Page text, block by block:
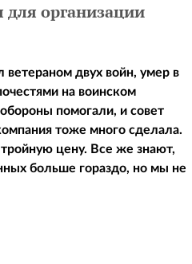
организации
двух войн, умер в
на воинском
помогали, и совет
тоже много сделала.
цену. Все же знают,
больше гораздо, но мы не